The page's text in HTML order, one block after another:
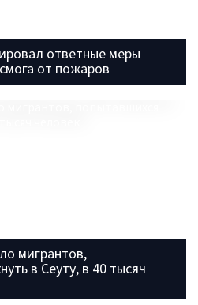
ответные меры
от пожаров
мигрантов,
в Сеуту, в 40 тысяч